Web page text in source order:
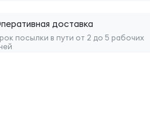
доставка
посылки в пути от 2 до 5 рабочих